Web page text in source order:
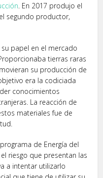
. En 2017 produjo el
segundo productor,
papel en el mercado
tierras raras
su producción de
era la codiciada
conocimientos
La reacción de
materiales fue de
de Energía del
riesgo que presentan las
a intentar utilizarlo